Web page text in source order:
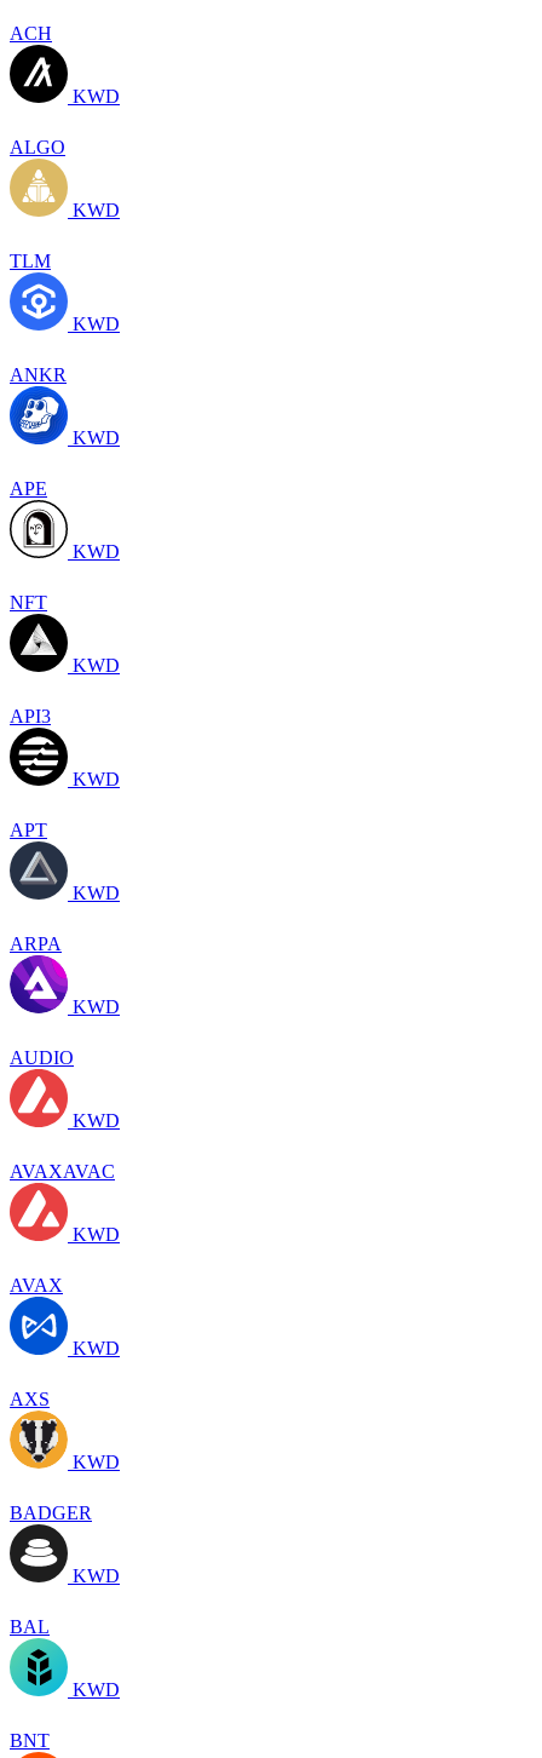
ACH
KWD
ALGO
KWD
TLM
KWD
ANKR
KWD
APE
KWD
NFT
KWD
API3
KWD
APT
KWD
ARPA
KWD
AUDIO
KWD
AVAXAVAC
KWD
AVAX
KWD
AXS
KWD
BADGER
KWD
BAL
KWD
BNT